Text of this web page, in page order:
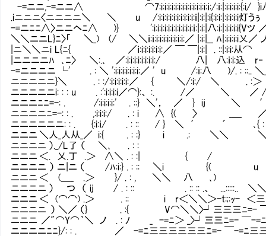
-=ニニ,-=ニニ∧ ⌒7:i:i:i:i:i:i:i:i:i:i:i:i:i:ｉ:/:ｉ:|:i:i:i:i:{:i/ }i八:i:{ /
.iニニニ〈ニニニニ＼ ＼ u /:i:i:i:i:i:i:i:i:i:i:ｉ|:i:|:i{:i:i:|:i:i:i:i灯うぅ㍉
-=ニﾆﾆ∧〉ニニヘﾆ∧ )} ':i:i:i:i:i:i:i:i:i:i:i:ｉ:|:i:|八:i:|:i:i:i:i{Vツ
＼＼ニニL}ﾆ〉「 ＼_) (/ ＼＼ｉ:ｉ:i:i:i:i:i:i:i:i:／ |:i:|__ ﾊ|:i:i:i:i乂
|ニ＼＼ニi L{ﾆ{ ／ｉ:i:i:i:i:i:i:／ ￣ ￣|:i:| . ::|:i:i:从⌒ ,
|ニニニニﾊ ､ﾆ〉 ＼:.､ ／:i:i:i:i:i:i:i:i:/ 八| 八:ｉ:i:
-=ニニニニ └' . : ＼ ':i:i:i:i:i:i:i:／ ' u /:ｉ:八 )/.
ニニニニニ}＼ . : :/:i:i:i:i:i:／ { ＼/:i:/ ＼
ニニニニニi: : : u . :':i:i:i:i／⌒}:、 :. /／ ＼ ／
ニニニﾆﾆ=-: . /:i:i:i:i:' . ::} ＼'， ／ } ij ＼
ニニニニﾆ=-: : . ,:i:i:i:/ . : i ∧ {( 〉 _＿
ニニニニニニ: : . {:i:ｉ/ . : :: / } ＼ ′
ニニニ ＼人_人从_／ i:{ . : :} i .: ＼＼
ニニニニ ）._/L了 （ ＼､ . : : '， U
ニニニ ＜. 乂.丁 .＞ ∧＼ . : :| { / .:. ノ
ニニニニ ） ニ|ニ （ /ﾊ:i:} . : :: ＼i {( u }＞＼
ニニニ ＜ (＿_ .＞ }/ . : , ＼＼ 八 ､) 人三三三
ニニニニ ） つ （ ij / . : :: . :: :: .、 ...:::::.. ＼＼三三
ニニニ ＜ (⌒⌒) .＞ . :: i r＜＼＼＞-t:;:ｯ- ＜三ﾆ=-
ニニニニ ） ＼／ （} . :{ V⌒＼＼〉┘三三三ﾆ=- ￣-=
ニニニ ／"⌒Y⌒｀＼ ノ . : ﾉ _ -=ﾆ＞ _〉┘三三ﾆ=- ￣-=ﾆ
ニニニニﾆﾆ}/: : . ／ -=ﾆ三三三三三三ﾆ=- ￣-=ﾆ三三三